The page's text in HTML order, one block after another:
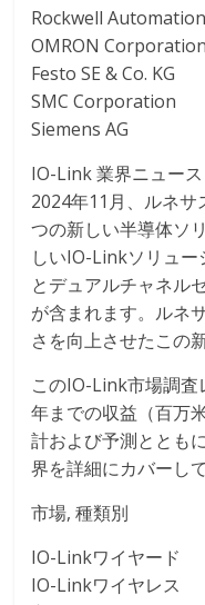
Rockwell Automation
OMRON Corporation
Festo SE & Co. KG
SMC Corporation
Siemens AG
IO-Link 業界ニュース
2024年11月、ルネ
つの新しい半導体ソ
しいIO-Linkソリュ
とデュアルチャネル
が含まれます。ルネ
さを向上させたこの
このIO-Link市場調
年までの収益（百万
計および予測ととも
界を詳細にカバーし
市場, 種類別
IO-Linkワイヤード
IO-Linkワイヤレス